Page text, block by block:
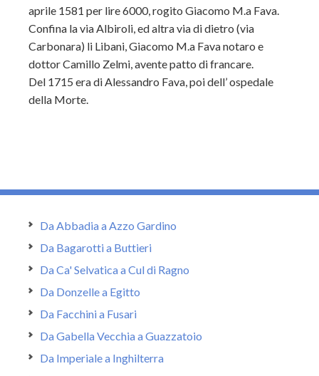
aprile 1581 per lire 6000, rogito Giacomo M.a Fava.
Confina la via Albiroli, ed altra via di dietro (via
Carbonara) li Libani, Giacomo M.a Fava notaro e
dottor Camillo Zelmi, avente patto di francare.
Del 1715 era di Alessandro Fava, poi dell’ ospedale
della Morte.
Da Abbadia a Azzo Gardino
Da Bagarotti a Buttieri
Da Ca' Selvatica a Cul di Ragno
Da Donzelle a Egitto
Da Facchini a Fusari
Da Gabella Vecchia a Guazzatoio
Da Imperiale a Inghilterra